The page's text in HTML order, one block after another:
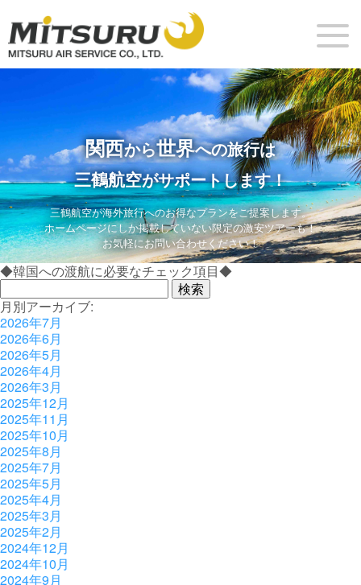
関西から世界への旅行は
三鶴航空がサポートします！
三鶴航空が海外旅行へのお得なプランをご提案します。
ホームページにしか掲載していない限定の激安ツアーも！
お気軽にお問い合わせください！
◆韓国への渡航に必要なチェック項目◆
検
索:
月別アーカイブ:
2026年7月
2026年6月
2026年5月
2026年4月
2026年3月
2025年12月
2025年11月
2025年10月
2025年8月
2025年7月
2025年5月
2025年4月
2025年3月
2025年2月
2024年12月
2024年10月
2024年9月